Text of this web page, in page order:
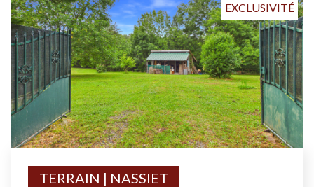
EXCLUSIVITÉ
TERRAIN | NASSIET